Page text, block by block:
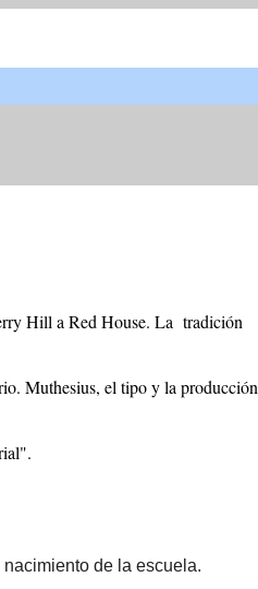
Hill a Red House. La tradición
Muthesius, el tipo y la producción
de la escuela.